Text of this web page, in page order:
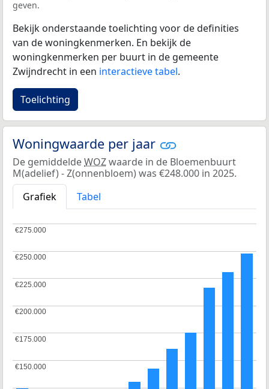
geven.
Bekijk onderstaande toelichting voor de definities
van de woningkenmerken. En bekijk de
woningkenmerken per buurt in de gemeente
Zwijndrecht in een interactieve tabel.
Toelichting
Woningwaarde per jaar
De gemiddeldeWOZwaarde in de Bloemenbuurt
M(adelief) - Z(onnenbloem) was €248.000 in 2025.
Grafiek
Tabel
€150.000
€150.000
€175.000
€175.000
€200.000
€200.000
€225.000
€225.000
€250.000
€250.000
€275.000
€275.000